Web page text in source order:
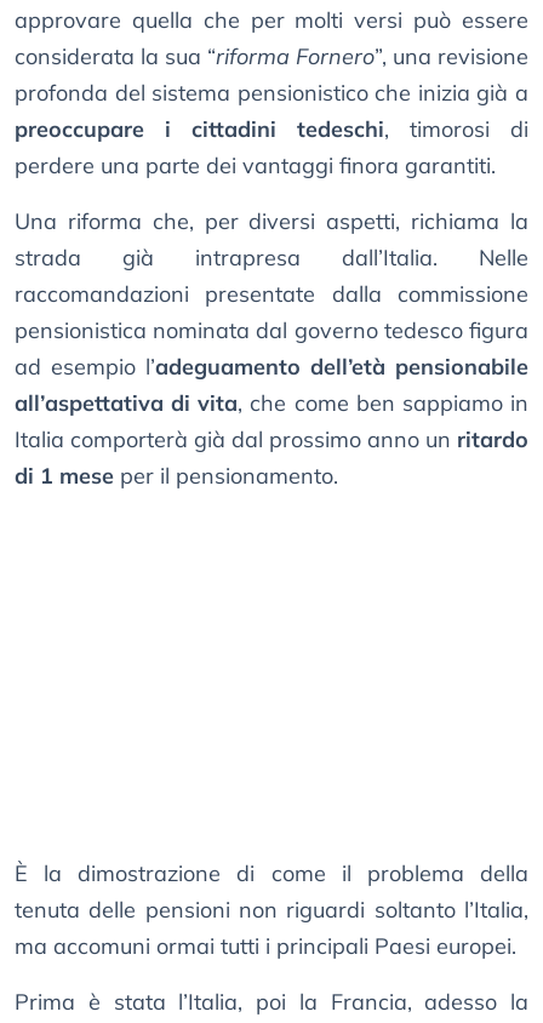
approvare quella che per molti versi può essere
considerata la sua “riforma Fornero”, una revisione
profonda del sistema pensionistico che inizia già a
preoccupare i cittadini tedeschi, timorosi di
perdere una parte dei vantaggi finora garantiti.
Una riforma che, per diversi aspetti, richiama la
strada già intrapresa dall’Italia. Nelle
raccomandazioni presentate dalla commissione
pensionistica nominata dal governo tedesco figura
ad esempio l’adeguamento dell’età pensionabile
all’aspettativa di vita, che come ben sappiamo in
Italia comporterà già dal prossimo anno un ritardo
di 1 mese per il pensionamento.
È la dimostrazione di come il problema della
tenuta delle pensioni non riguardi soltanto l’Italia,
ma accomuni ormai tutti i principali Paesi europei.
Prima è stata l’Italia, poi la Francia, adesso la